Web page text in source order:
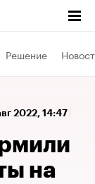
Решение
2022, 14:47
на